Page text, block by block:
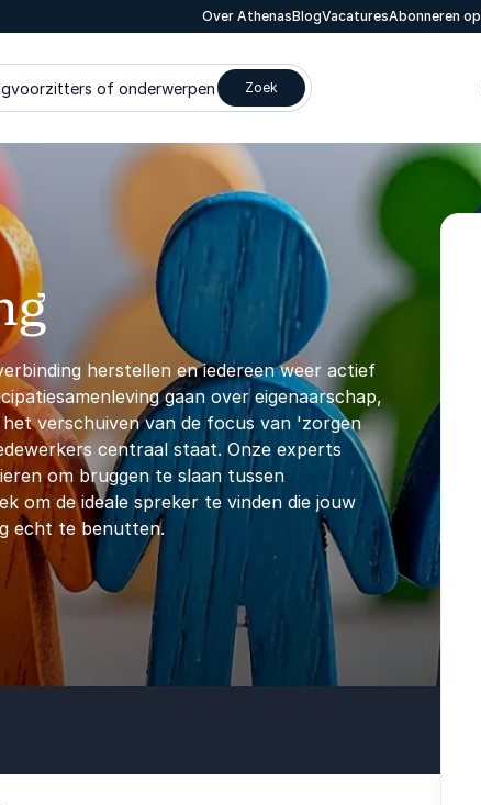
Over AthenasBlogVacaturesAbonneren
of onderwerpen Zoek
herstellen en iedereen weer actief
gaan over eigenaarschap,
verschuiven van de focus van 'zorgen
centraal staat. Onze experts
om bruggen te slaan tussen
om de ideale spreker te vinden die jouw
echt te benutten.